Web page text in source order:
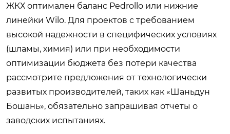
ЖКХ оптимален баланс Pedrollo или нижние
линейки Wilo. Для проектов с требованием
высокой надежности в специфических условиях
(шламы, химия) или при необходимости
оптимизации бюджета без потери качества
рассмотрите предложения от технологически
развитых производителей, таких как «Шаньдун
Бошань», обязательно запрашивая отчеты о
заводских испытаниях.